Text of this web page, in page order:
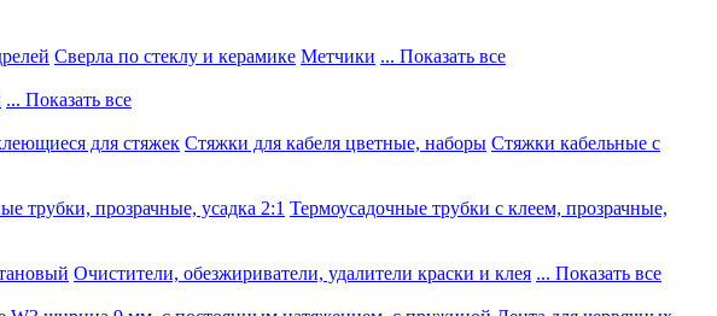
Сверла по стеклу и керамике Метчики ... Показать все
... Показать все
для стяжек Стяжки для кабеля цветные, наборы Стяжки кабельные с
трубки, прозрачные, усадка 2:1 Термоусадочные трубки с клеем, прозрачные,
Очистители, обезжириватели, удалители краски и клея ... Показать все